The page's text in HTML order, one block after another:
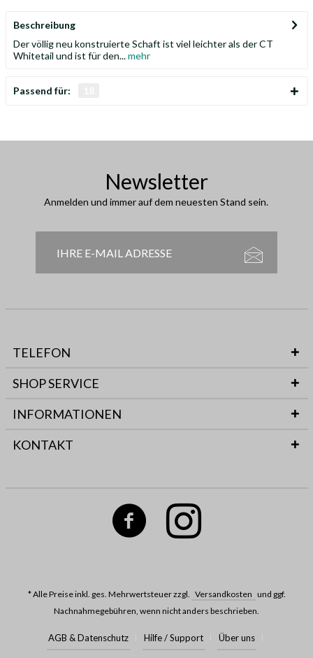
Beschreibung
Der völlig neu konstruierte Schaft ist viel leichter als der CT
Whitetail und ist für den...mehr
Passend für:
Newsletter
Anmelden und immer auf dem neuesten Stand sein.
TELEFON
SHOP SERVICE
INFORMATIONEN
KONTAKT
* Alle Preise inkl. ges. Mehrwertsteuer zzgl. Versandkosten und ggf.
Nachnahmegebühren, wenn nicht anders beschrieben.
AGB & Datenschutz Hilfe / Support Über uns